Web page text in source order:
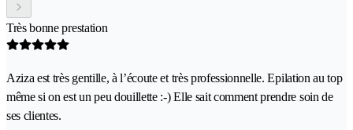
Très bonne prestation
Aziza est très gentille, à l’écoute et très professionnelle. Epilation au top
même si on est un peu douillette :-) Elle sait comment prendre soin de
ses clientes.